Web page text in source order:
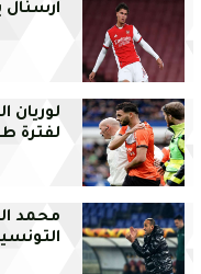
ارسنال
لوريان
لفترة
محمد